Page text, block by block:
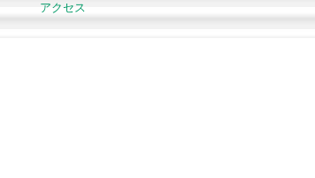
アクセス